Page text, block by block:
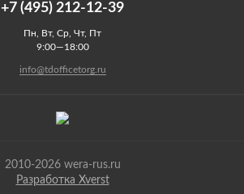
+7 (495) 212-12-39
Пн, Вт, Ср, Чт, Пт
9:00—18:00
info@tdofficetorg.ru
2010-2026 wera-rus.ru
Разработка Xverst